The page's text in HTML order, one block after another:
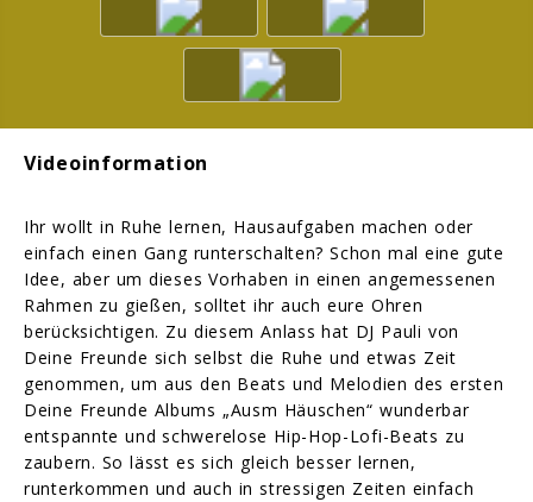
Videoinformation
Ihr wollt in Ruhe lernen, Hausaufgaben machen oder
einfach einen Gang runterschalten? Schon mal eine gute
Idee, aber um dieses Vorhaben in einen angemessenen
Rahmen zu gießen, solltet ihr auch eure Ohren
berücksichtigen. Zu diesem Anlass hat DJ Pauli von
Deine Freunde sich selbst die Ruhe und etwas Zeit
genommen, um aus den Beats und Melodien des ersten
Deine Freunde Albums „Ausm Häuschen“ wunderbar
entspannte und schwerelose Hip-Hop-Lofi-Beats zu
zaubern. So lässt es sich gleich besser lernen,
runterkommen und auch in stressigen Zeiten einfach